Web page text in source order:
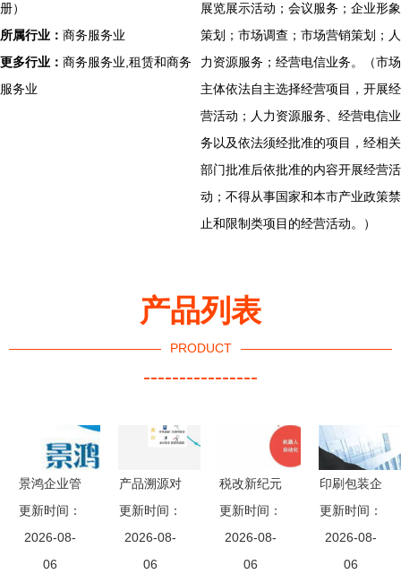
册）
所属行业： 商务服务业
更多行业： 商务服务业,租赁和商务
服务业
展览展示活动；会议服务；企业形象
策划；市场调查；市场营销策划；人
力资源服务；经营电信业务。（市场
主体依法自主选择经营项目，开展经
营活动；人力资源服务、经营电信业
务以及依法须经批准的项目，经相关
部门批准后依批准的内容开展经营活
动；不得从事国家和本市产业政策禁
止和限制类项目的经营活动。）
产品列表
PRODUCT
----------------
景鸿企业管
理咨询 助
力企业卓越
成长的管理
更新时间：
2026-08-
06
产品溯源对
企业发展是
有必要的
更新时间：
2026-08-
06
税改新纪元
下的企业战
略转型 安
永2018年
更新时间：
2026-08-
06
印刷包装企
业成本下
行，管理更
轻松的时代
更新时间：
2026-08-
06